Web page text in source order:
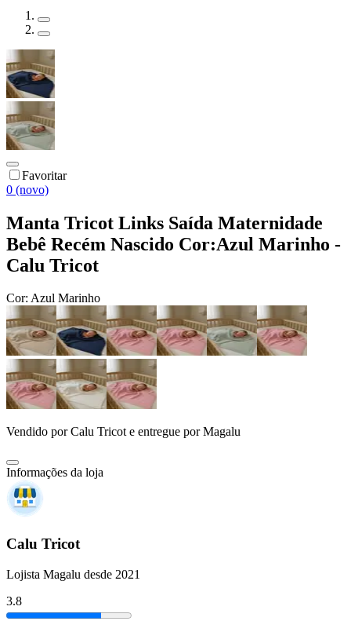
Favoritar
0 (novo)
Manta Tricot Links Saída Maternidade
Bebê Recém Nascido Cor:Azul Marinho -
Calu Tricot
Cor: Azul Marinho
Vendido porCalu Tricote entregue por Magalu
Informações da loja
Calu Tricot
Lojista Magalu desde 2021
3.8